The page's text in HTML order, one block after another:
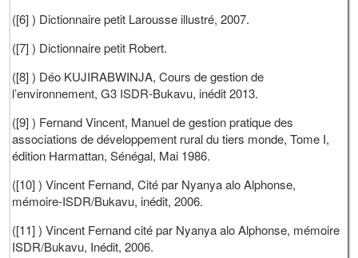
([6] ) Dictionnaire petit Larousse illustré, 2007.
([7] ) Dictionnaire petit Robert.
([8] ) Déo KUJIRABWINJA, Cours de gestion de
l’environnement, G3 ISDR-Bukavu, inédit 2013.
([9] ) Fernand Vincent, Manuel de gestion pratique des
associations de développement rural du tiers monde, Tome I,
édition Harmattan, Sénégal, Mai 1986.
([10] ) Vincent Fernand, Cité par Nyanya alo Alphonse,
mémoire-ISDR/Bukavu, inédit, 2006.
([11] ) Vincent Fernand cité par Nyanya alo Alphonse, mémoire
ISDR/Bukavu, Inédit, 2006.